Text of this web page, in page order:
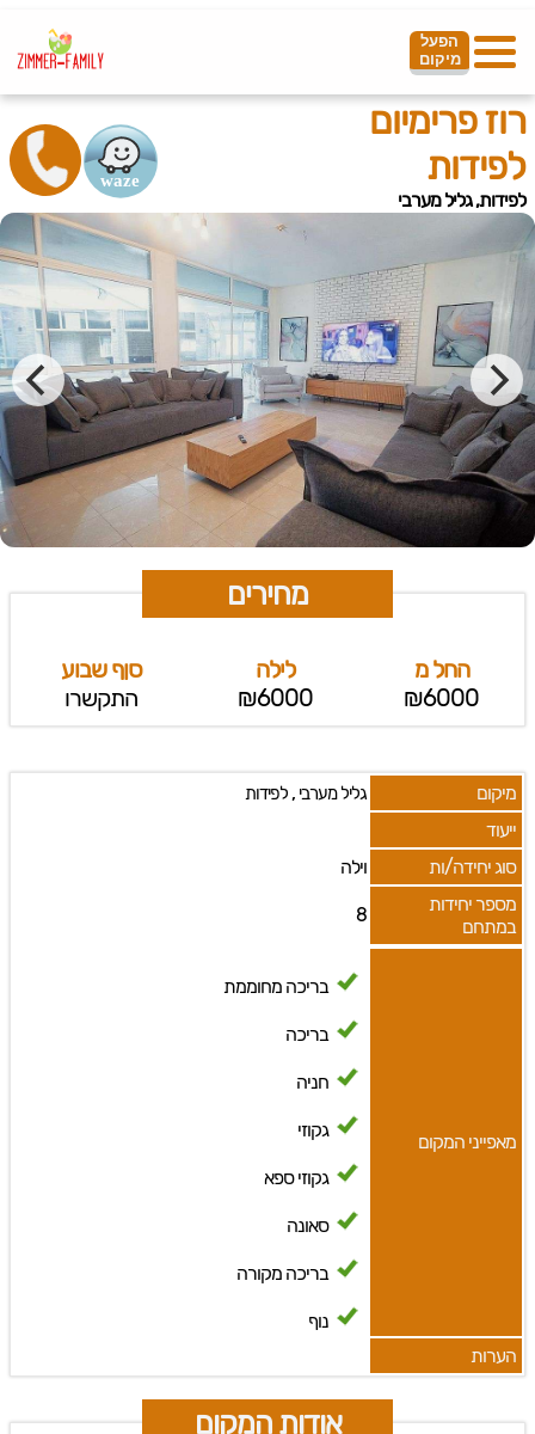
הפעל
מיקום
רוז פרימיום
לפידות
לפידות, גליל מערבי
מחירים
החל מ
₪6000
לילה
₪6000
סןף שבוע
התקשרו
מיקום גליל מערבי, לפידות
ייעוד
סוג יחידה/ות
וילה
מספר יחידות
במתחם
8
מאפייני המקום
בריכה מחוממת
בריכה
חניה
גקוזי
גקוזי ספא
סאונה
בריכה מקורה
נוף
הערות
אודות המקום